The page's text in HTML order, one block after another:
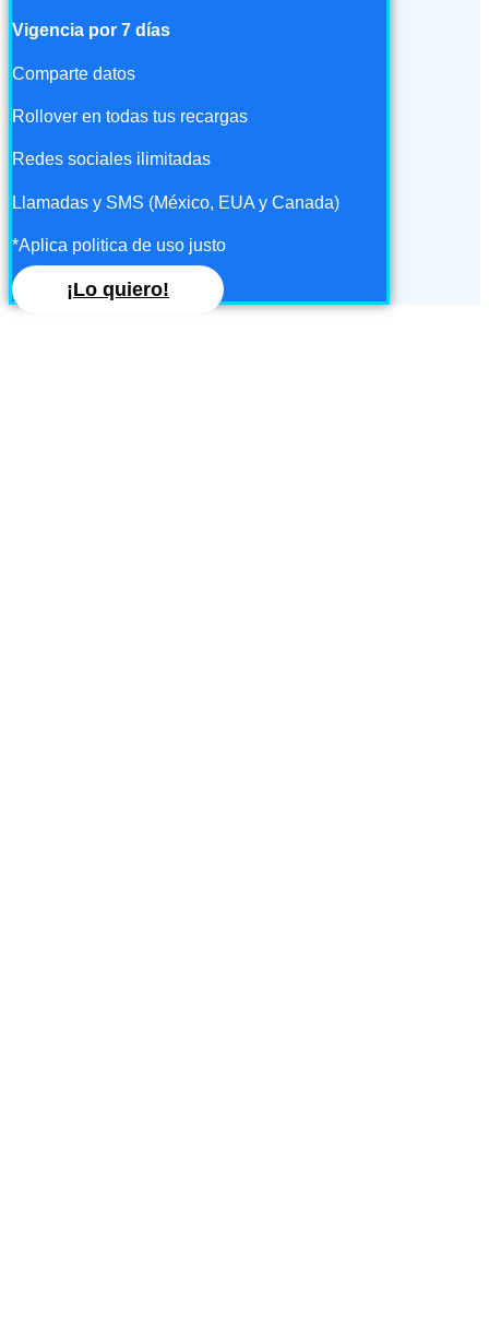
Vigencia por 7 días
Comparte datos
Rollover en todas tus recargas
Redes sociales ilimitadas
Llamadas y SMS (México, EUA y Canada)
*Aplica politica de uso justo
¡Lo quiero!